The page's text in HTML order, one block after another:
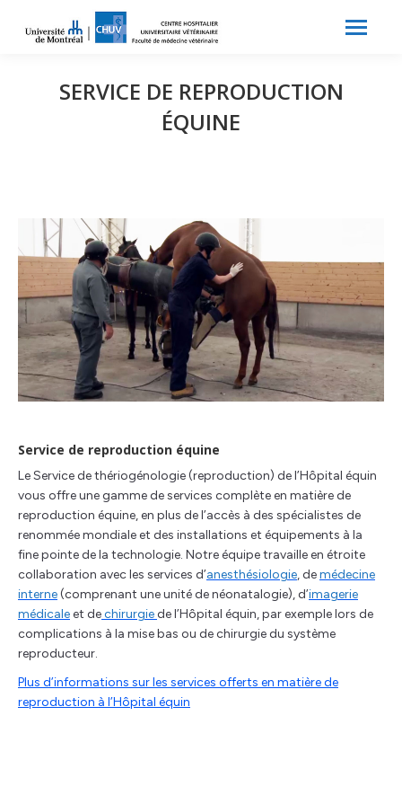
SERVICE DE REPRODUCTION
ÉQUINE
Service de reproduction équine
Le Service de thériogénologie (reproduction) de l’Hôpital équin
vous offre une gamme de services complète en matière de
reproduction équine, en plus de l’accès à des spécialistes de
renommée mondiale et des installations et équipements à la
fine pointe de la technologie. Notre équipe travaille en étroite
collaboration avec les services d’anesthésiologie, demédecine
interne(comprenant une unité de néonatalogie), d’imagerie
médicaleet dechirurgiede l’Hôpital équin, par exemple lors de
complications à la mise bas ou de chirurgie du système
reproducteur.
Plus d’informations sur les services offerts en matière de
reproduction à l’Hôpital équin